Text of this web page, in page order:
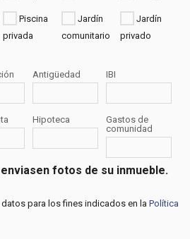
Piscina
privada
Jardín
comunitario
Jardín
privado
Antigüedad IBI
Hipoteca
Gastos de
comunidad
fotos de su inmueble.
para los fines indicados en la Política